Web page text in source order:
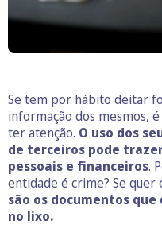
Se tem por hábito deitar
informação dos mesmos,
ter atenção. O uso dos
de terceiros pode
pessoais e financeiros.
entidade é crime? Se
são os documentos
no lixo.